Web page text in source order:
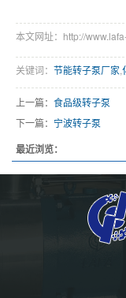
本文网址：http://
关键词： 节能转子泵厂家
上一篇： 食品级转子泵
下一篇： 宁波转子泵
最近浏览：